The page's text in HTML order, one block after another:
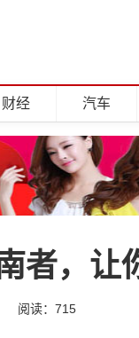
财经 汽车
者，让
阅读：715